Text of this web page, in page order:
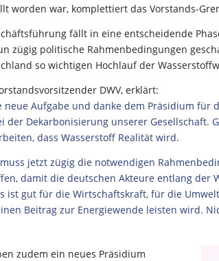
worden war, komplettiert das Vorstands-
fällt in eine entscheidende
zügig politische Rahmenbedingungen
so wichtigen Hochlauf der
DWV, erklärt:
Aufgabe und danke dem Präsidium für
der Dekarbonisierung unserer Gesellschaft.
dass Wasserstoff Realität wird.
jetzt zügig die notwendigen
damit die deutschen Akteure entlang der
ist gut für die Wirtschaftskraft, für die
Beitrag zur Energiewende leisten wird.
zudem ein neues Präsidium